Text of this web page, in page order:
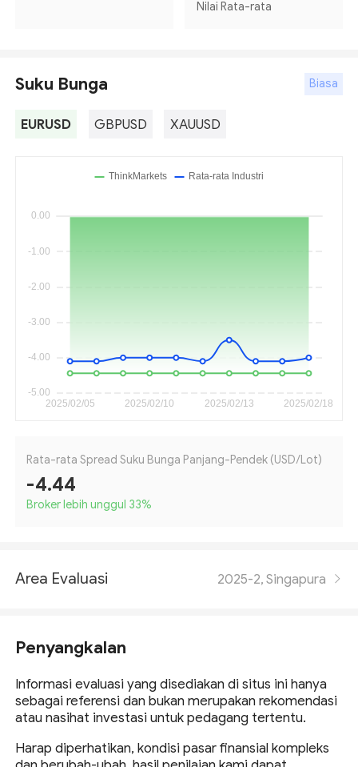
Nilai Rata-rata
Suku Bunga Biasa
EURUSD GBPUSD XAUUSD
Rata-rata Spread Suku Bunga Panjang-Pendek (USD/Lot)
-4.44
Broker lebih unggul 33%
Area Evaluasi 2025-2, Singapura
Penyangkalan
Informasi evaluasi yang disediakan di situs ini hanya
sebagai referensi dan bukan merupakan rekomendasi
atau nasihat investasi untuk pedagang tertentu.
Harap diperhatikan, kondisi pasar finansial kompleks